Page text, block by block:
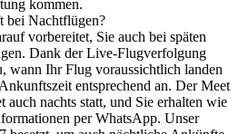
kommen.
bei Nachtflügen?
vorbereitet, Sie auch bei späten
Dank der Live-Flugverfolgung
wann Ihr Flug voraussichtlich landen
entsprechend an. Der Meet
auch nachts statt, und Sie erhalten wie
per WhatsApp. Unser